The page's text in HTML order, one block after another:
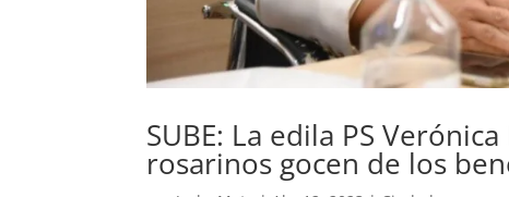
SUBE: La edila PS
rosarinos gocen de los